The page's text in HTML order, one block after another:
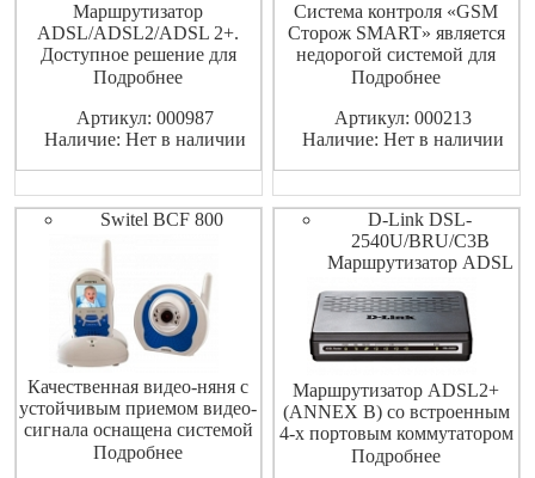
Маршрутизатор
ADSL/ADSL2/ADSL 2+.
Доступное решение для
организации
соединения для дома и
малого офиса.
Подробнее
Артикул: 000987
Наличие: Нет в наличии
Система контроля «GSM
Сторож SMART» является
недорогой системой для
охраны квартир, офисов,
помещений.
Подробнее
Артикул: 000213
Наличие: Нет в наличии
Switel BCF 800
Качественная видео-няня с
устойчивым приемом видео-
сигнала оснащена системой
передачи видео-сигнала в
Подробнее
D-Link DSL-
2540U/BRU/C3B
Маршрутизатор ADSL
Маршрутизатор ADSL2+
(ANNEX B) со встроенным
4-х портовым коммутатором
10/100Base-TX
Подробнее